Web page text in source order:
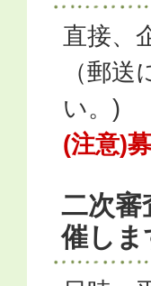
直接、
（郵
い。)
(注意)
二次審
催しま